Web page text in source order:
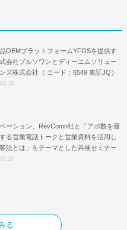
OEMプラットフォームYFOSを提供す
会社プルソワンとディーエムソリュー
ズ株式会社（ コード：6549 東証JQ）
におけるロジスティクスパートナー
ーション、RevComn社と「アポ数を最
る営業電話トークと営業資料を活用し
法とは」をテーマとした共催セミナー
！
る